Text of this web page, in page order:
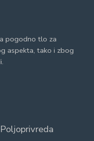
pogodno tlo za
aspekta, tako i zbog
Poljoprivreda